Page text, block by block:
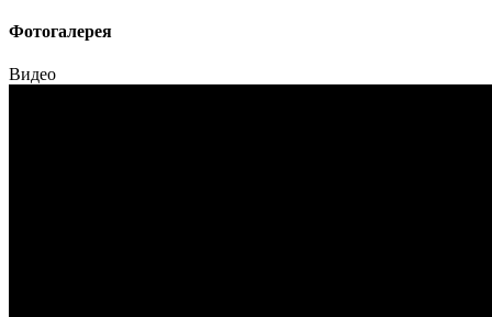
Фотогалерея
Видео